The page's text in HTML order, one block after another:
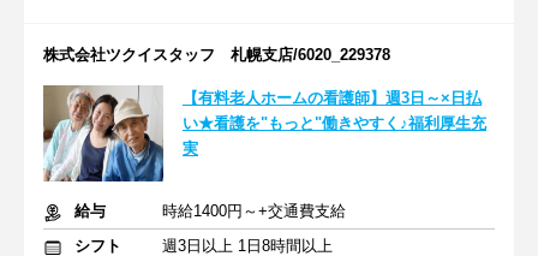
株式会社ツクイスタッフ 札幌支店/6020_229378
【有料老人ホームの看護師】週3日～×日払
い★看護を"もっと"働きやすく♪福利厚生充
実
給与
時給1400円～+交通費支給
シフト
週3日以上 1日8時間以上